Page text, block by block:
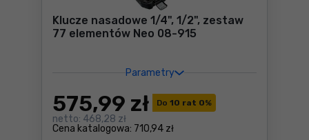
Klucze nasadowe 1/4", 1/2", zestaw
77 elementów Neo 08-915
Parametry
Do 10 rat 0%
Cena katalogowa: 710,94 zł
575,99 zł
netto: 468,28 zł